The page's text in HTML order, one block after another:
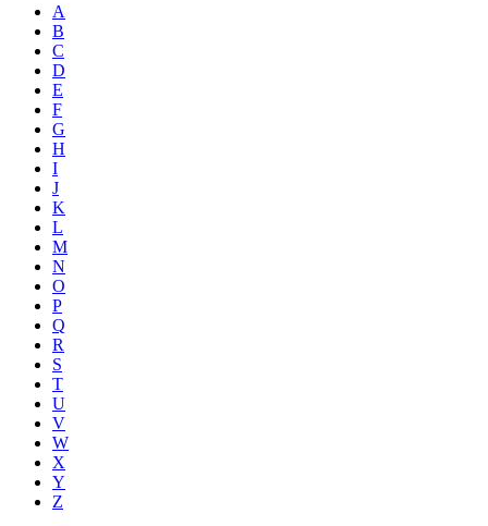
A
B
C
D
E
F
G
H
I
J
K
L
M
N
O
P
Q
R
S
T
U
V
W
X
Y
Z